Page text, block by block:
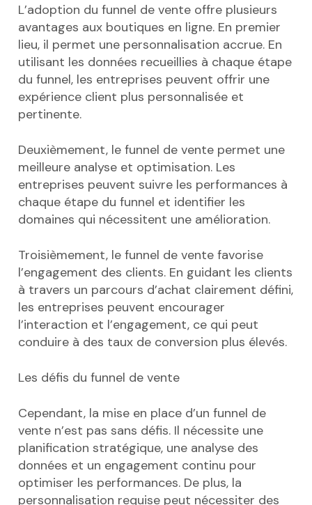
L’adoption du funnel de vente offre plusieurs
avantages aux boutiques en ligne. En premier
lieu, il permet une personnalisation accrue. En
utilisant les données recueillies à chaque étape
du funnel, les entreprises peuvent offrir une
expérience client plus personnalisée et
pertinente.
Deuxièmement, le funnel de vente permet une
meilleure analyse et optimisation. Les
entreprises peuvent suivre les performances à
chaque étape du funnel et identifier les
domaines qui nécessitent une amélioration.
Troisièmement, le funnel de vente favorise
l’engagement des clients. En guidant les clients
à travers un parcours d’achat clairement défini,
les entreprises peuvent encourager
l’interaction et l’engagement, ce qui peut
conduire à des taux de conversion plus élevés.
Les défis du funnel de vente
Cependant, la mise en place d’un funnel de
vente n’est pas sans défis. Il nécessite une
planification stratégique, une analyse des
données et un engagement continu pour
optimiser les performances. De plus, la
personnalisation requise peut nécessiter des